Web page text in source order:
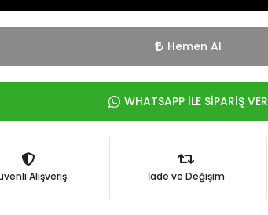
Hemen Al
WHATSAPP İLE SİPARİŞ VER
Alışveriş İade ve Değişim